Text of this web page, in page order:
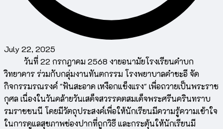
July 22, 2025
วันที่ 22 กรกฎาคม 2568 งายอนามัยโรงเรียนคำบก
วิทยาคาร ร่วมกับกลุ่มงานทันตกรรม โรงพยาบาลคำชะอี จัด
กิจกรรมรณรงค์ "ฟันสะอาด เหงือกแข็งแรง" เพื่อถวายเป็นพระราช
กุศล เนื่องในวันคล้ายวันเสด็จสวรรคตสมเด็จพระศรีนครินทราบ
รมราชชนนี โดยมีวัตถุประสงค์เพื่อให้นักเรียนมีความรู้ความเข้าใจ
ในการดูแลสุขภาพช่องปากที่ถูกวิธี และกระตุ้นให้นักเรียนมี